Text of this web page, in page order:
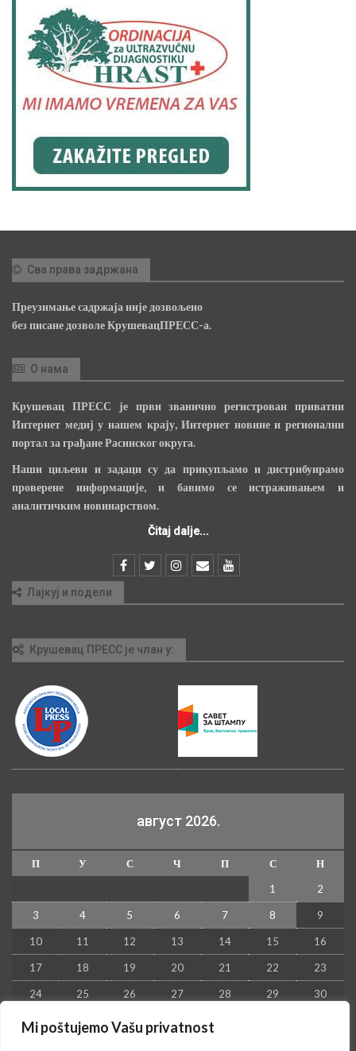
Mi poštujemo Vašu privatnost
Сва права задржана
Преузимање садржаја није дозвољено
без писане дозволе КрушевацПРЕСС-а.
О нама
Крушевац ПРЕСС је први званично регистрован приватни
Интернет медиј у нашем крају, Интернет новине и регионални
портал за грађане Расинског округа.
Наши циљеви и задаци су да прикупљамо и дистрибуирамо
проверене информације, и бавимо се истраживањем и
аналитичким новинарством.
Čitaj dalje...
Лајкуј и подели
Крушевац ПРЕСС је члан у:
август 2026.
П У С Ч П С
Н
1
2
3 4 5 6 7 8 9
10 11 12 13 14 15 16
17 18 19 20 21 22 23
24 25 26 27 28 29 30
31